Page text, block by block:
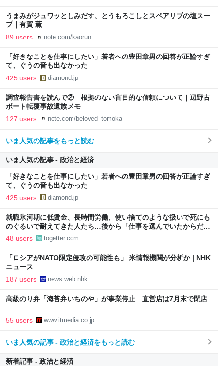
うまみがジュワッとしみだす、とうもろこしとスペアリブの塩スー
プ｜有賀 薫
89 users note.com/kaorun
「好きなことを仕事にしたい」若者への豊田章男の回答が正論すぎ
て、ぐうの音も出なかった
425 users diamond.jp
調査報告書を読んで② 根拠のない盲目的な信頼について｜辺野古
ボート転覆事故遺族メモ
127 users note.com/beloved_tomoka
いま人気の記事をもっと読む
いま人気の記事 - 政治と経済
「好きなことを仕事にしたい」若者への豊田章男の回答が正論すぎ
て、ぐうの音も出なかった
425 users diamond.jp
就職氷河期に低賃金、長時間労働、使い捨てのような扱いで死にも
のぐるいで耐えてきた人たち…後から「仕事を選んでいたからだ」
と本人の選択の問題に書き換えるのはあまりに短絡的という話
48 users togetter.com
「ロシアがNATO限定侵攻の可能性も」 米情報機関が分析か | NHK
ニュース
187 users news.web.nhk
高級のり弁「海苔弁いちのや」が事業停止 直営店は7月末で閉店
55 users www.itmedia.co.jp
いま人気の記事 - 政治と経済をもっと読む
新着記事 - 政治と経済